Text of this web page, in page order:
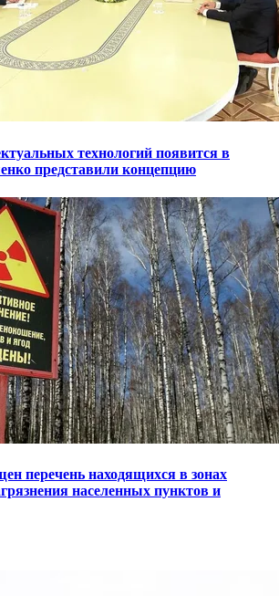
технологий появится в
представили концепцию
перечень находящихся в зонах
населенных пунктов и